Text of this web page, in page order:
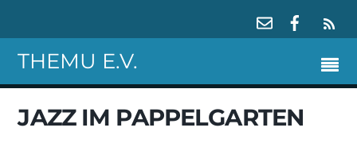
THEMU E.V.
JAZZ IM PAPPELGARTEN